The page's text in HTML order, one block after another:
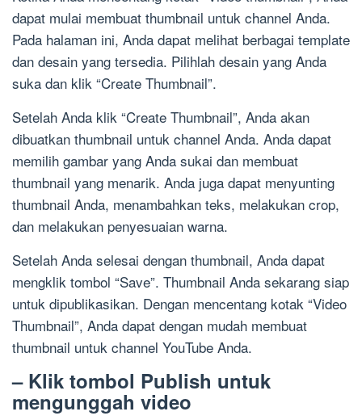
dapat mulai membuat thumbnail untuk channel Anda.
Pada halaman ini, Anda dapat melihat berbagai template
dan desain yang tersedia. Pilihlah desain yang Anda
suka dan klik “Create Thumbnail”.
Setelah Anda klik “Create Thumbnail”, Anda akan
dibuatkan thumbnail untuk channel Anda. Anda dapat
memilih gambar yang Anda sukai dan membuat
thumbnail yang menarik. Anda juga dapat menyunting
thumbnail Anda, menambahkan teks, melakukan crop,
dan melakukan penyesuaian warna.
Setelah Anda selesai dengan thumbnail, Anda dapat
mengklik tombol “Save”. Thumbnail Anda sekarang siap
untuk dipublikasikan. Dengan mencentang kotak “Video
Thumbnail”, Anda dapat dengan mudah membuat
thumbnail untuk channel YouTube Anda.
– Klik tombol Publish untuk
mengunggah video